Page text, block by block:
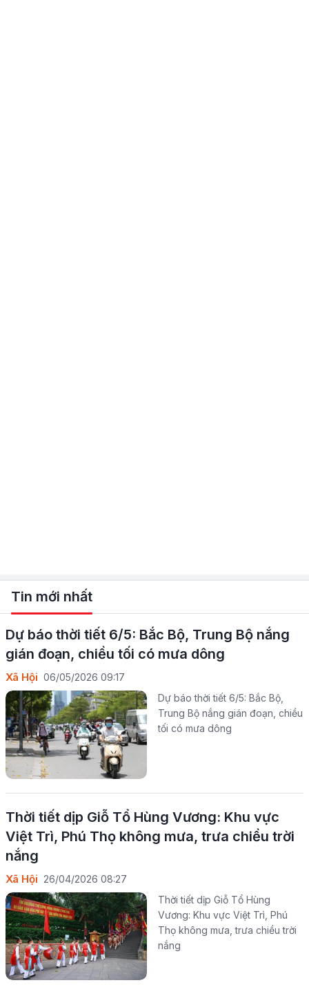
Tin mới nhất
Dự báo thời tiết 6/5: Bắc Bộ, Trung Bộ nắng
gián đoạn, chiều tối có mưa dông
Xã Hội 06/05/2026 09:17
Dự báo thời tiết 6/5: Bắc Bộ,
Trung Bộ nắng gián đoạn, chiều
tối có mưa dông
Thời tiết dịp Giỗ Tổ Hùng Vương: Khu vực
Việt Trì, Phú Thọ không mưa, trưa chiều trời
nắng
Xã Hội 26/04/2026 08:27
Thời tiết dịp Giỗ Tổ Hùng
Vương: Khu vực Việt Trì, Phú
Thọ không mưa, trưa chiều trời
nắng